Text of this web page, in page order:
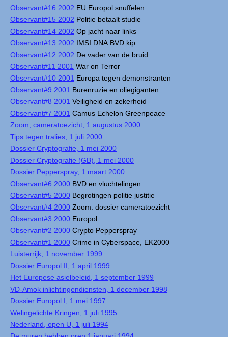
Observant#16 2002 EU Europol snuffelen
Observant#15 2002 Politie betaalt studie
Observant#14 2002 Op jacht naar links
Observant#13 2002 IMSI DNA BVD kip
Observant#12 2002 De vader van de bruid
Observant#11 2001 War on Terror
Observant#10 2001 Europa tegen demonstranten
Observant#9 2001 Burenruzie en oliegiganten
Observant#8 2001 Veiligheid en zekerheid
Observant#7 2001 Camus Echelon Greenpeace
Zoom, cameratoezicht, 1 augustus 2000
Tips tegen tralies, 1 juli 2000
Dossier Cryptografie, 1 mei 2000
Dossier Cryptografie (GB), 1 mei 2000
Dossier Pepperspray, 1 maart 2000
Observant#6 2000 BVD en vluchtelingen
Observant#5 2000 Begrotingen politie justitie
Observant#4 2000 Zoom: dossier cameratoezicht
Observant#3 2000 Europol
Observant#2 2000 Crypto Pepperspray
Observant#1 2000 Crime in Cyberspace, EK2000
Luisterrijk, 1 november 1999
Dossier Europol II, 1 april 1999
Het Europese asielbeleid, 1 september 1999
VD-Amok inlichtingendiensten, 1 december 1998
Dossier Europol I, 1 mei 1997
Welingelichte Kringen, 1 juli 1995
Nederland, open U, 1 juli 1994